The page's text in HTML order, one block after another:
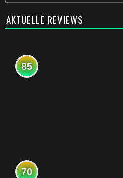
AKTUELLE REVIEWS
85
70